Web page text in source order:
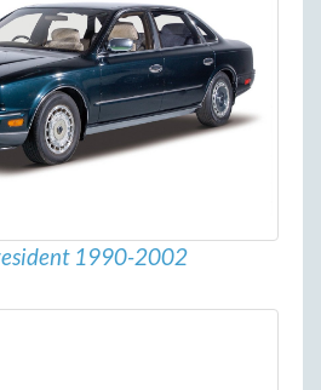
1990-2002